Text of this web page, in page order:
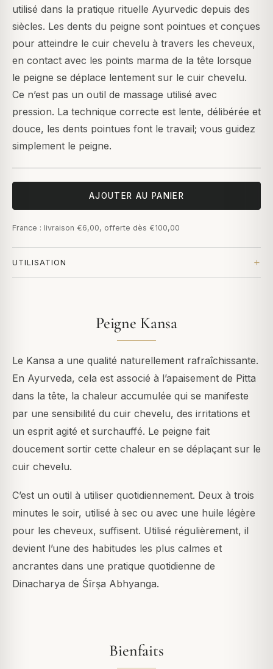
utilisé dans la pratique rituelle Ayurvedic depuis des
siècles. Les dents du peigne sont pointues et conçues
pour atteindre le cuir chevelu à travers les cheveux,
en contact avec les points marma de la tête lorsque
le peigne se déplace lentement sur le cuir chevelu.
Ce n’est pas un outil de massage utilisé avec
pression. La technique correcte est lente, délibérée et
douce, les dents pointues font le travail; vous guidez
simplement le peigne.
AJOUTER AU PANIER
France : livraison €6,00, offerte dès €100,00
UTILISATION
Peigne Kansa
Le Kansa a une qualité naturellement rafraîchissante.
En Ayurveda, cela est associé à l’apaisement de Pitta
dans la tête, la chaleur accumulée qui se manifeste
par une sensibilité du cuir chevelu, des irritations et
un esprit agité et surchauffé. Le peigne fait
doucement sortir cette chaleur en se déplaçant sur le
cuir chevelu.
C’est un outil à utiliser quotidiennement. Deux à trois
minutes le soir, utilisé à sec ou avec une huile légère
pour les cheveux, suffisent. Utilisé régulièrement, il
devient l’une des habitudes les plus calmes et
ancrantes dans une pratique quotidienne de
Dinacharya de Śīrṣa Abhyanga.
Bienfaits